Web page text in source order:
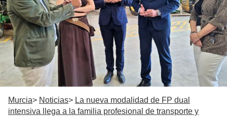
Murcia Noticias
La nueva modalidad de FP dual
intensiva llega a la familia profesional de transporte y